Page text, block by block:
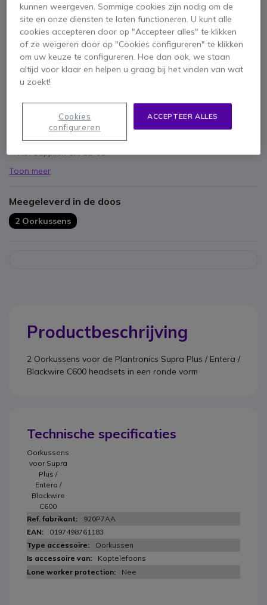
Niet op voorraad
Geschikt voor de Supra Plus Whole and Blackwire C600
Ronde kunstleren oorkussens
Ref Supplier: 67712-01
Toon meer
Meegeleverd in de doos
2 Oorkussens
Productbeschrijving
2 Oorkussens voor de Plantronics Supra Plus / Entera /
Blackwire C600 headsets in een ronde vorm
Technische specificaties
Oorkussens
voor Supra
Plus /
Entera /
Blackwire
C600
920P7AA
0197498761183
Oorkussen
Koptelefoons
Nee
kunnen weergeven. Sommige cookies zijn nodig om de
site en onze diensten te laten functioneren. U kunt alle
cookies accepteren door op "Accepteer alles" te klikken
of ze weigeren door op "Cookies configureren" te klikken
om uw keuze te configureren. Hoe dan ook, we staan
altijd voor klaar en helpen u graag bij het vinden van wat
u zoekt!
ACCEPTEER ALLES
Cookies
configureren